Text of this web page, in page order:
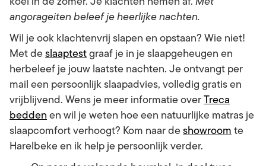
angorageiten beleef je heerlijke nachten.
Wil je ook klachtenvrij slapen en opstaan? Wie niet!
Met deslaaptestgraaf je in je slaapgeheugen en
herbeleef je jouw laatste nachten. Je ontvangt per
mail een persoonlijk slaapadvies, volledig gratis en
vrijblijvend. Wens je meer informatie overTreca
beddenen wil je weten hoe een natuurlijke matras je
slaapcomfort verhoogt? Kom naar deshowroomte
Harelbeke en ik help je persoonlijk verder.